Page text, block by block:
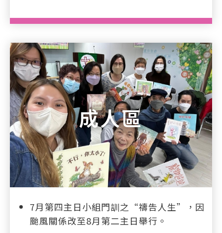
成人區
7月第四主日小組門訓之“禱告人生”，因
颱風關係改至8月第二主日舉行。